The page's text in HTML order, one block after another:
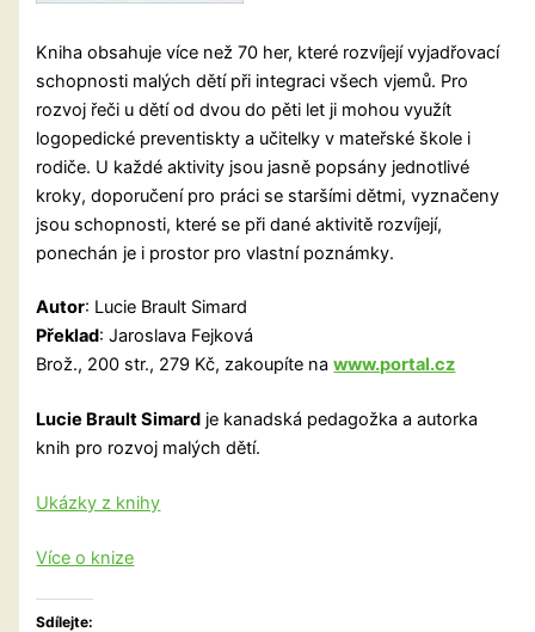
Kniha obsahuje více než 70 her, které rozvíjejí vyjadřovací
schopnosti malých dětí při integraci všech vjemů. Pro
rozvoj řeči u dětí od dvou do pěti let ji mohou využít
logopedické preventiskty a učitelky v mateřské škole i
rodiče. U každé aktivity jsou jasně popsány jednotlivé
kroky, doporučení pro práci se staršími dětmi, vyznačeny
jsou schopnosti, které se při dané aktivitě rozvíjejí,
ponechán je i prostor pro vlastní poznámky.
Autor: Lucie Brault Simard
Překlad: Jaroslava Fejková
Brož., 200 str., 279 Kč, zakoupíte nawww.portal.cz
Lucie Brault Simard je kanadská pedagožka a autorka
knih pro rozvoj malých dětí.
Ukázky z knihy
Více o knize
Sdílejte: